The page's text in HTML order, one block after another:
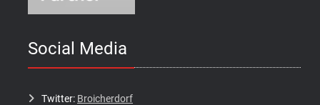
Social Media
Twitter: Broicherdorf